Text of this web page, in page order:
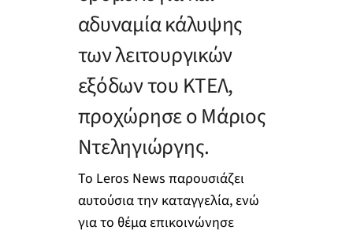
αδυναμία κάλυψης
των λειτουργικών
εξόδων του ΚΤΕΛ,
προχώρησε ο Μάριος
Ντεληγιώργης.
Το Leros News παρουσιάζει
αυτούσια την καταγγελία, ενώ
για το θέμα επικοινώνησε